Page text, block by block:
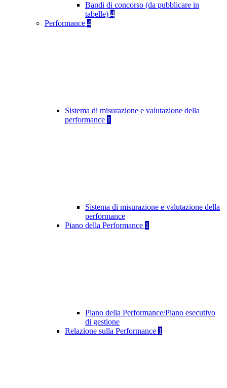
Bandi di concorso (da pubblicare in
tabelle) 4
Performance 4
Sistema di misurazione e valutazione della
performance 1
Sistema di misurazione e valutazione della
performance
Piano della Performance 1
Piano della Performance/Piano esecutivo
di gestione
Relazione sulla Performance 1